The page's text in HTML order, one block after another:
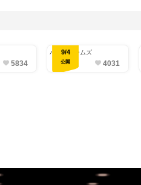
5834
バックルームズ
4.0 4031
9/4
公開